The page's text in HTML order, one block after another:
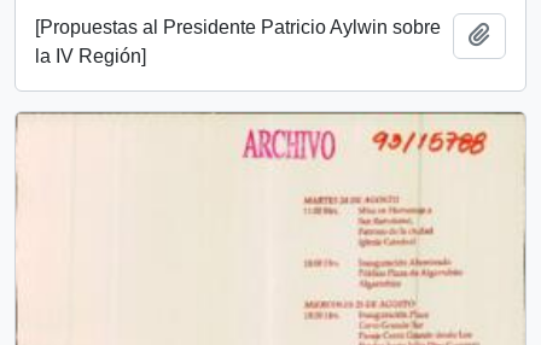
[Propuestas al Presidente Patricio Aylwin sobre
la IV Región]